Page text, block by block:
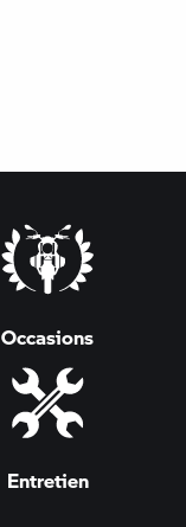
Occasions
Entretien